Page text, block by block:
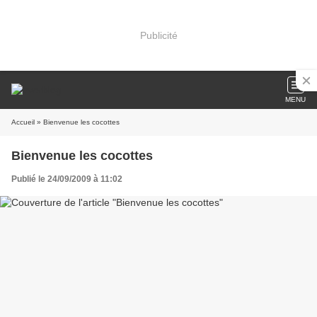
Publicité
MENU
Accueil » Bienvenue les cocottes
Bienvenue les cocottes
Publié le 24/09/2009 à 11:02